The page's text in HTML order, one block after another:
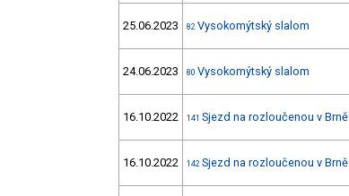
25.06.2023 82 Vysokomýtský slalom
24.06.2023 80 Vysokomýtský slalom
16.10.2022 141 Sjezd na rozloučenou v Brně
16.10.2022 142 Sjezd na rozloučenou v Brně